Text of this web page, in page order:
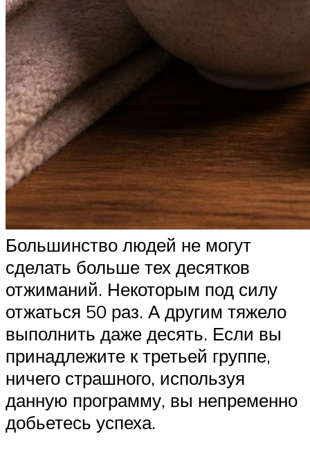
Большинство людей не могут
сделать больше тех десятков
отжиманий. Некоторым под силу
отжаться 50 раз. А другим тяжело
выполнить даже десять. Если вы
принадлежите к третьей группе,
ничего страшного, используя
данную программу, вы непременно
добьетесь успеха.